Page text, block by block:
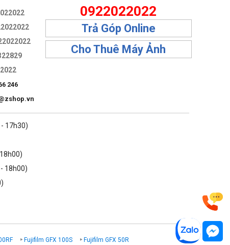
246
0922022022
Trả Góp Online
Cho Thuê Máy Ảnh
- 17h30)
18h00)
Fujifilm GFX 100S Fujifilm GFX 50R